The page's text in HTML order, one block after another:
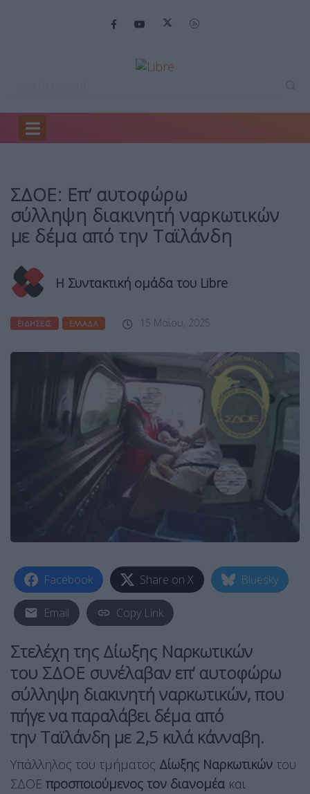
Home
ΣΔΟΕ: Επ’ αυτοφώρω σύλληψη διακινητή…
ΣΔΟΕ: Επ’ αυτοφώρω
σύλληψη διακινητή ναρκωτικών
με δέμα από την Ταϊλάνδη
Η Συντακτική ομάδα του Libre
ΕΙΔΉΣΕΙΣ ΕΛΛΆΔΑ 15 Μαΐου, 2025
Facebook Share on X Bluesky
Email Copy Link
Στελέχη της Δίωξης Ναρκωτικών
του ΣΔΟΕ συνέλαβαν επ’αυτοφώρω
σύλληψη διακινητή ναρκωτικών, που
πήγε να παραλάβει δέμα από
την Ταϊλάνδη με 2,5 κιλά κάνναβη.
Υπάλληλος του τμήματος Δίωξης Ναρκωτικών του
ΣΔΟΕ προσποιούμενος τον διανομέα και